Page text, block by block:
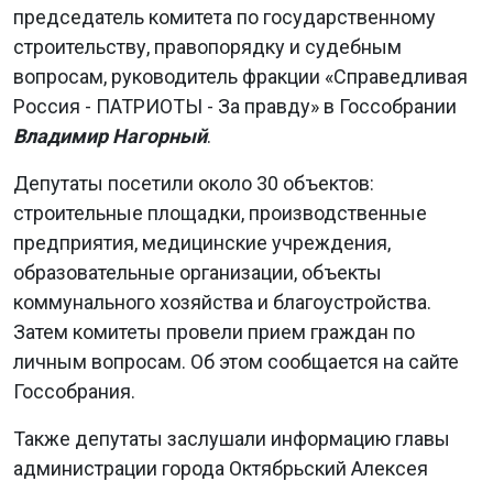
председатель комитета по государственному
строительству, правопорядку и судебным
вопросам, руководитель фракции «Справедливая
Россия - ПАТРИОТЫ - За правду» в Госсобрании
Владимир Нагорный.
Депутаты посетили около 30 объектов:
строительные площадки, производственные
предприятия, медицинские учреждения,
образовательные организации, объекты
коммунального хозяйства и благоустройства.
Затем комитеты провели прием граждан по
личным вопросам. Об этом сообщается на сайте
Госсобрания.
Также депутаты заслушали информацию главы
администрации города Октябрьский Алексея